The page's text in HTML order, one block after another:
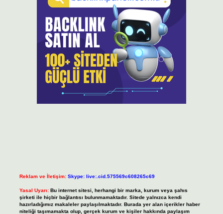
Reklam ve İletişim: Skype: live:.cid.575569c608265c69
Yasal Uyarı: Bu internet sitesi, herhangi bir marka, kurum veya şahıs
şirketi ile hiçbir bağlantısı bulunmamaktadır. Sitede yalnızca kendi
hazırladığımız makaleler paylaşılmaktadır. Burada yer alan içerikler haber
niteliği taşımamakta olup, gerçek kurum ve kişiler hakkında paylaşım